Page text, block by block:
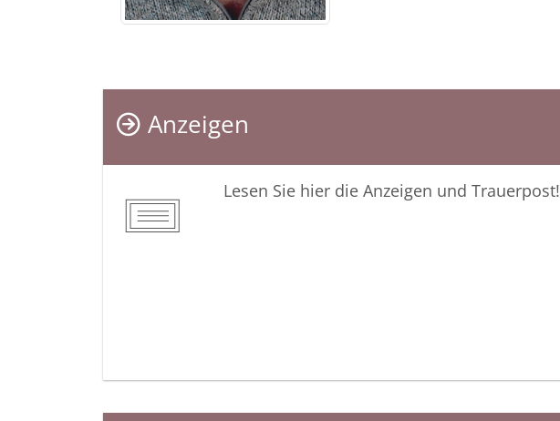
Anzeigen
Lesen Sie hier die Anzeigen und Trauerpost!